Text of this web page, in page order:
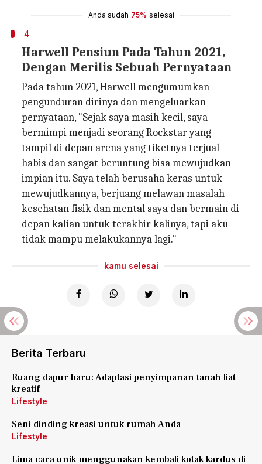
Anda sudah 75% selesai
4
Harwell Pensiun Pada Tahun 2021,
Dengan Merilis Sebuah Pernyataan
Pada tahun 2021, Harwell mengumumkan
pengunduran dirinya dan mengeluarkan
pernyataan, "Sejak saya masih kecil, saya
bermimpi menjadi seorang Rockstar yang
tampil di depan arena yang tiketnya terjual
habis dan sangat beruntung bisa mewujudkan
impian itu. Saya telah berusaha keras untuk
mewujudkannya, berjuang melawan masalah
kesehatan fisik dan mental saya dan bermain di
depan kalian untuk terakhir kalinya, tapi aku
tidak mampu melakukannya lagi."
kamu selesai
Berita Terbaru
Ruang dapur baru: Adaptasi penyimpanan tanah liat
kreatif
Lifestyle
Seni dinding kreasi untuk rumah Anda
Lifestyle
Lima cara unik menggunakan kembali kotak kardus di